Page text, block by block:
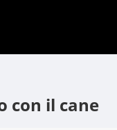
con il cane